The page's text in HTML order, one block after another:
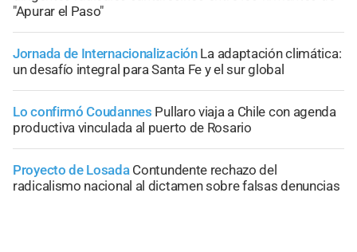
"Apurar el Paso"
Jornada de Internacionalización La adaptación climática:
un desafío integral para Santa Fe y el sur global
Lo confirmó Coudannes Pullaro viaja a Chile con agenda
productiva vinculada al puerto de Rosario
Proyecto de Losada Contundente rechazo del
radicalismo nacional al dictamen sobre falsas denuncias